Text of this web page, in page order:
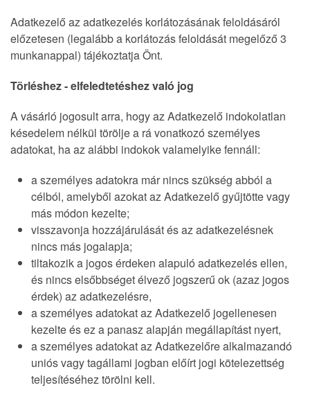
Adatkezelő az adatkezelés korlátozásának feloldásáról
előzetesen (legalább a korlátozás feloldását megelőző 3
munkanappal) tájékoztatja Önt.
Törléshez - elfeledtetéshez való jog
A vásárló jogosult arra, hogy az Adatkezelő indokolatlan
késedelem nélkül törölje a rá vonatkozó személyes
adatokat, ha az alábbi indokok valamelyike fennáll:
a személyes adatokra már nincs szükség abból a
célból, amelyből azokat az Adatkezelő gyűjtötte vagy
más módon kezelte;
visszavonja hozzájárulását és az adatkezelésnek
nincs más jogalapja;
tiltakozik a jogos érdeken alapuló adatkezelés ellen,
és nincs elsőbbséget élvező jogszerű ok (azaz jogos
érdek) az adatkezelésre,
a személyes adatokat az Adatkezelő jogellenesen
kezelte és ez a panasz alapján megállapítást nyert,
a személyes adatokat az Adatkezelőre alkalmazandó
uniós vagy tagállami jogban előírt jogi kötelezettség
teljesítéséhez törölni kell.